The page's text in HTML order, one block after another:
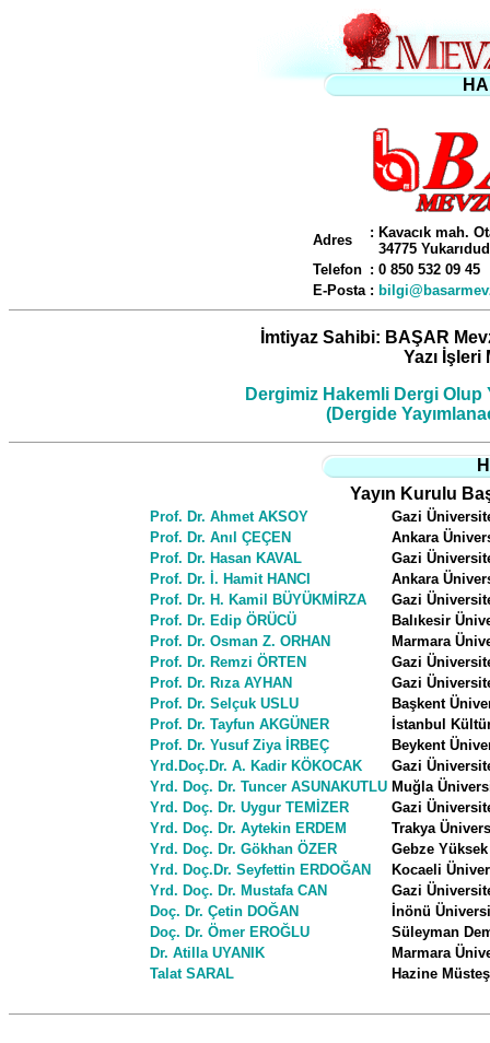
Adres
: Kavacık mah.
34775
Telefon : 0 850 532 09 45
E-Posta :
İmtiyaz Sahibi: BAŞAR
Yazı
Dergimiz Hakemli Dergi Olup
(Dergide
Yayın Kurulu
Prof. Dr. Ahmet AKSOY
Gazi
Prof. Dr. Anıl ÇEÇEN
Ankara
Prof. Dr. Hasan KAVAL
Gazi
Prof. Dr. İ. Hamit HANCI
Ankara
Prof. Dr. H. Kamil BÜYÜKMİRZA
Gazi
Prof. Dr. Edip ÖRÜCÜ
Balıkesir
Prof. Dr. Osman Z. ORHAN
Marmara
Prof. Dr. Remzi ÖRTEN
Gazi
Prof. Dr. Rıza AYHAN
Gazi
Prof. Dr. Selçuk USLU
Başkent
Prof. Dr. Tayfun AKGÜNER
İstanbul
Prof. Dr. Yusuf Ziya İRBEÇ
Beykent
Yrd.Doç.Dr. A. Kadir KÖKOCAK
Gazi
Yrd. Doç. Dr. Tuncer ASUNAKUTLU Muğla
Yrd. Doç. Dr. Uygur TEMİZER
Gazi
Yrd. Doç. Dr. Aytekin ERDEM
Trakya
Yrd. Doç. Dr. Gökhan ÖZER
Gebze
Yrd. Doç.Dr. Seyfettin ERDOĞAN
Kocaeli
Yrd. Doç. Dr. Mustafa CAN
Gazi
Doç. Dr. Çetin DOĞAN
İnönü
Doç. Dr. Ömer EROĞLU
Süleyman
Dr. Atilla UYANIK
Marmara
Talat SARAL
Hazine